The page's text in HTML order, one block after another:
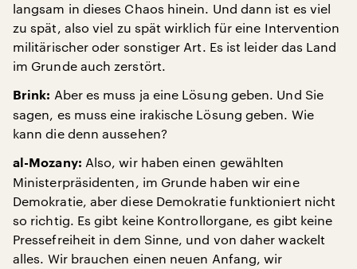
langsam in dieses Chaos hinein. Und dann ist es viel
zu spät, also viel zu spät wirklich für eine Intervention
militärischer oder sonstiger Art. Es ist leider das Land
im Grunde auch zerstört.
Brink: Aber es muss ja eine Lösung geben. Und Sie
sagen, es muss eine irakische Lösung geben. Wie
kann die denn aussehen?
al-Mozany: Also, wir haben einen gewählten
Ministerpräsidenten, im Grunde haben wir eine
Demokratie, aber diese Demokratie funktioniert nicht
so richtig. Es gibt keine Kontrollorgane, es gibt keine
Pressefreiheit in dem Sinne, und von daher wackelt
alles. Wir brauchen einen neuen Anfang, wir